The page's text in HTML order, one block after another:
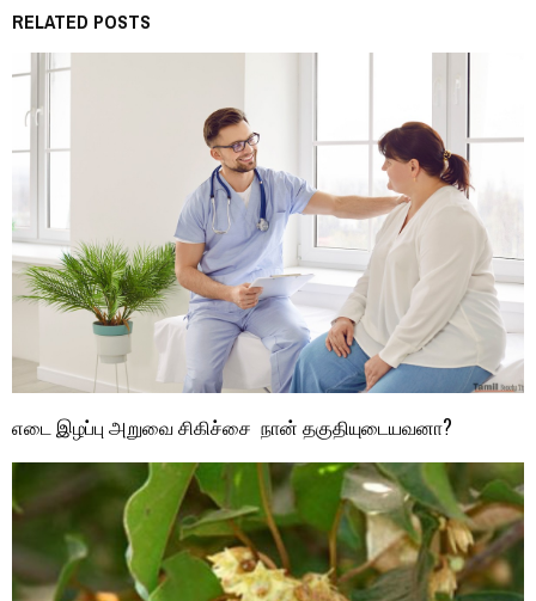
RELATED POSTS
எடை இழப்பு அறுவை சிகிச்சை நான் தகுதியுடையவனா?